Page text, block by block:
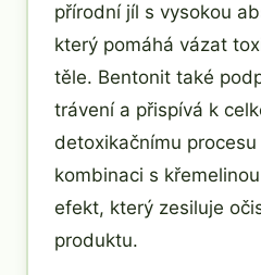
přírodní jíl s vysokou
který pomáhá vázat
těle. Bentonit také
trávení a přispívá k
detoxikačnímu
kombinaci s
efekt, který zesiluje
produktu.